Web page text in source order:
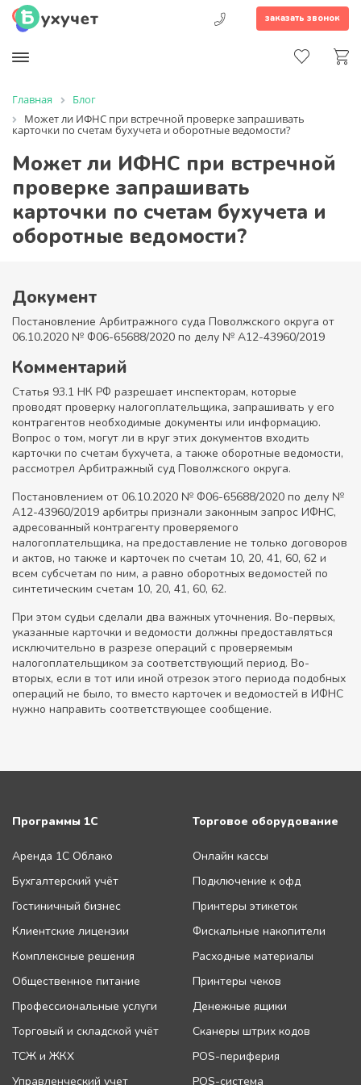
заказать звонок
Главная
Блог
Может ли ИФНС при встречной проверке запрашивать
карточки по счетам бухучета и оборотные ведомости?
Может ли ИФНС при встречной
проверке запрашивать
карточки по счетам бухучета и
оборотные ведомости?
Документ
Постановление Арбитражного суда Поволжского округа от
06.10.2020 № Ф06-65688/2020 по делу № А12-43960/2019
Комментарий
Статья 93.1 НК РФ разрешает инспекторам, которые
проводят проверку налогоплательщика, запрашивать у его
контрагентов необходимые документы или информацию.
Вопрос о том, могут ли в круг этих документов входить
карточки по счетам бухучета, а также оборотные ведомости,
рассмотрел Арбитражный суд Поволжского округа.
Постановлением от 06.10.2020 № Ф06-65688/2020 по делу №
А12-43960/2019 арбитры признали законным запрос ИФНС,
адресованный контрагенту проверяемого
налогоплательщика, на предоставление не только договоров
и актов, но также и карточек по счетам 10, 20, 41, 60, 62 и
всем субсчетам по ним, а равно оборотных ведомостей по
синтетическим счетам 10, 20, 41, 60, 62.
При этом судьи сделали два важных уточнения. Во-первых,
указанные карточки и ведомости должны предоставляться
исключительно в разрезе операций с проверяемым
налогоплательщиком за соответствующий период. Во-
вторых, если в тот или иной отрезок этого периода подобных
операций не было, то вместо карточек и ведомостей в ИФНС
нужно направить соответствующее сообщение.
Программы 1С
Аренда 1С Облако
Бухгалтерский учёт
Гостиничный бизнес
Клиентские лицензии
Комплексные решения
Общественное питание
Профессиональные услуги
Торговый и складской учёт
ТСЖ и ЖКХ
Управленческий учет
Торговое оборудование
Онлайн кассы
Подключение к офд
Принтеры этикеток
Фискальные накопители
Расходные материалы
Принтеры чеков
Денежные ящики
Сканеры штрих кодов
POS-периферия
POS-система